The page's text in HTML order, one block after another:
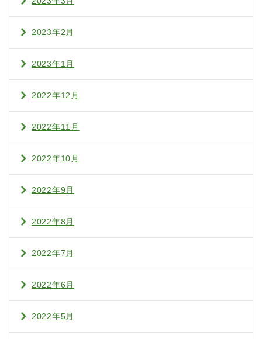
2023年2月
2023年1月
2022年12月
2022年11月
2022年10月
2022年9月
2022年8月
2022年7月
2022年6月
2022年5月